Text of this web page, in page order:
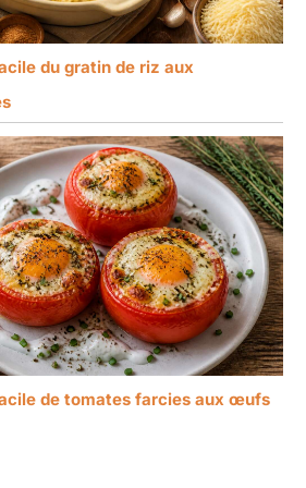
du gratin de riz aux
de tomates farcies aux œufs